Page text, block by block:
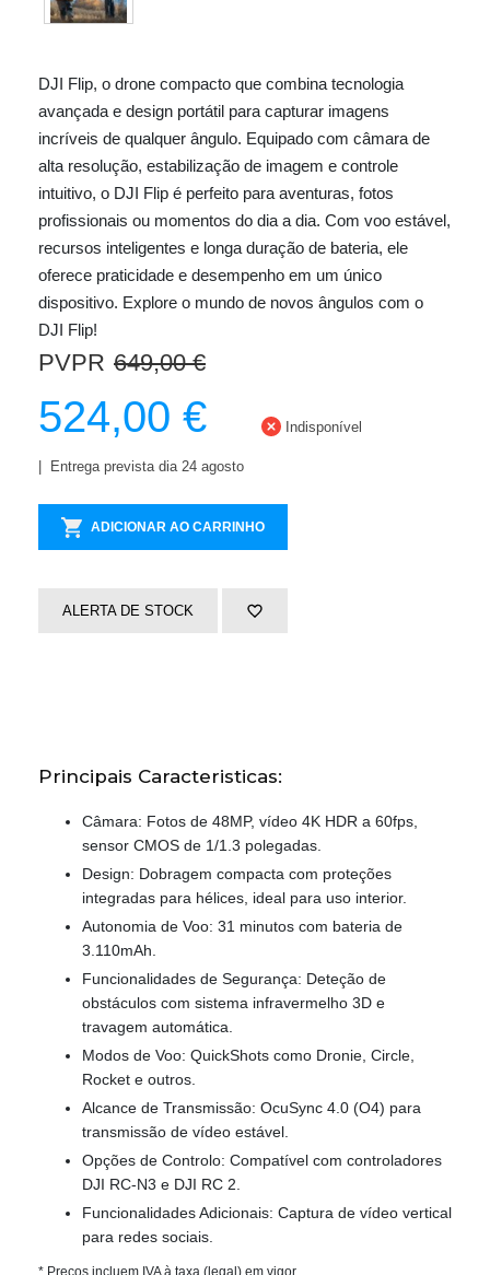
DJI Flip, o drone compacto que combina tecnologia
avançada e design portátil para capturar imagens
incríveis de qualquer ângulo. Equipado com câmara de
alta resolução, estabilização de imagem e controle
intuitivo, o DJI Flip é perfeito para aventuras, fotos
profissionais ou momentos do dia a dia. Com voo estável,
recursos inteligentes e longa duração de bateria, ele
oferece praticidade e desempenho em um único
dispositivo. Explore o mundo de novos ângulos com o
DJI Flip!
PVPR 649,00 €
524,00 € Indisponível
Entrega prevista dia 24 agosto
ADICIONAR AO CARRINHO
ALERTA DE STOCK
Principais Caracteristicas:
Câmara: Fotos de 48MP, vídeo 4K HDR a 60fps,
sensor CMOS de 1/1.3 polegadas.
Design: Dobragem compacta com proteções
integradas para hélices, ideal para uso interior.
Autonomia de Voo: 31 minutos com bateria de
3.110mAh.
Funcionalidades de Segurança: Deteção de
obstáculos com sistema infravermelho 3D e
travagem automática.
Modos de Voo: QuickShots como Dronie, Circle,
Rocket e outros.
Alcance de Transmissão: OcuSync 4.0 (O4) para
transmissão de vídeo estável.
Opções de Controlo: Compatível com controladores
DJI RC-N3 e DJI RC 2.
Funcionalidades Adicionais: Captura de vídeo vertical
para redes sociais.
* Preços incluem IVA à taxa (legal) em vigor